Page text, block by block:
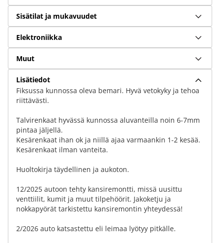
Sisätilat ja mukavuudet
Elektroniikka
Muut
Lisätiedot
Fiksussa kunnossa oleva bemari. Hyvä vetokyky ja tehoa
riittävästi.
Talvirenkaat hyvässä kunnossa aluvanteilla noin 6-7mm
pintaa jäljellä.
Kesärenkaat ihan ok ja niillä ajaa varmaankin 1-2 kesää.
Kesärenkaat ilman vanteita.
Huoltokirja täydellinen ja aukoton.
12/2025 autoon tehty kansiremontti, missä uusittu
venttiilit, kumit ja muut tilpehöörit. Jakoketju ja
nokkapyörät tarkistettu kansiremontin yhteydessä!
2/2026 auto katsastettu eli leimaa lyötyy pitkälle.